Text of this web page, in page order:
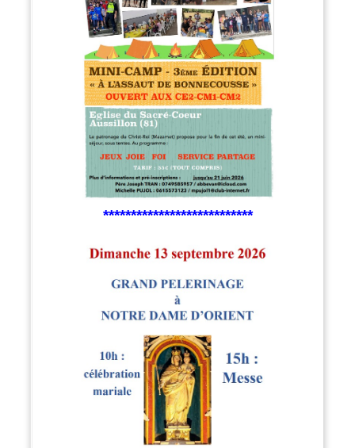
***************************